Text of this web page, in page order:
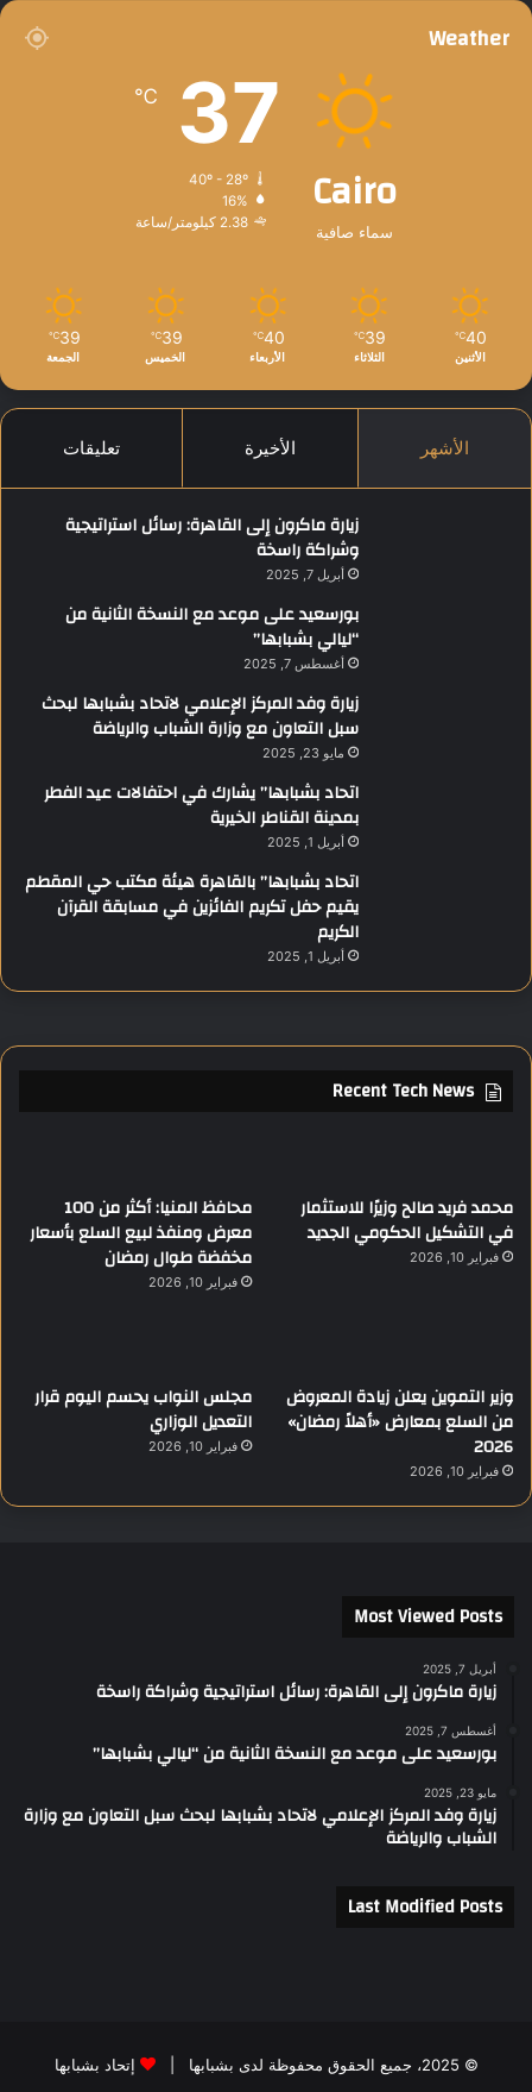
Weather
Cairo
سماء صافية
37
℃
40º - 28º
16%
2.38 كيلومتر/ساعة
40
℃
الأثنين
39
℃
الثلاثاء
40
℃
الأربعاء
39
℃
الخميس
39
℃
الجمعة
الأشهر الأخيرة تعليقات
زيارة ماكرون إلى القاهرة: رسائل استراتيجية
وشراكة راسخة
أبريل 7, 2025
بورسعيد على موعد مع النسخة الثانية من
“ليالي بشبابها”
أغسطس 7, 2025
زيارة وفد المركز الإعلامي لاتحاد بشبابها لبحث
سبل التعاون مع وزارة الشباب والرياضة
مايو 23, 2025
اتحاد بشبابها” يشارك في احتفالات عيد الفطر
بمدينة القناطر الخيرية
أبريل 1, 2025
اتحاد بشبابها” بالقاهرة هيئة مكتب حي المقطم
يقيم حفل تكريم الفائزين في مسابقة القرآن
الكريم
أبريل 1, 2025
Recent Tech News
محمد فريد صالح وزيرًا للاستثمار
في التشكيل الحكومي الجديد
فبراير 10, 2026
محافظ المنيا: أكثر من 100
معرض ومنفذ لبيع السلع بأسعار
مخفضة طوال رمضان
فبراير 10, 2026
وزير التموين يعلن زيادة المعروض
من السلع بمعارض «أهلاً رمضان»
2026
فبراير 10, 2026
مجلس النواب يحسم اليوم قرار
التعديل الوزاري
فبراير 10, 2026
Most Viewed Posts
أبريل 7, 2025
زيارة ماكرون إلى القاهرة: رسائل استراتيجية وشراكة راسخة
أغسطس 7, 2025
بورسعيد على موعد مع النسخة الثانية من “ليالي بشبابها”
مايو 23, 2025
زيارة وفد المركز الإعلامي لاتحاد بشبابها لبحث سبل التعاون مع وزارة
الشباب والرياضة
Last Modified Posts
© 2025، جميع الحقوق محفوظة لدى بشبابها | إتحاد بشبابها